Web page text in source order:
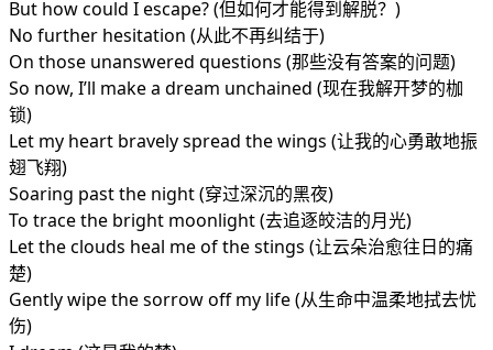
But how could I escape? (但如何才能得到解脱？)
No further hesitation (从此不再纠结于)
On those unanswered questions (那些没有答案的问题)
So now, I’ll make a dream unchained (现在我解开梦的枷
锁)
Let my heart bravely spread the wings (让我的心勇敢地振
翅飞翔)
Soaring past the night (穿过深沉的黑夜)
To trace the bright moonlight (去追逐皎洁的月光)
Let the clouds heal me of the stings (让云朵治愈往日的痛
楚)
Gently wipe the sorrow off my life (从生命中温柔地拭去忧
伤)